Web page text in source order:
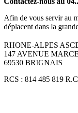
Afin de vous servir au
déplacent dans la
RHONE-ALPES
147 AVENUE
69530 BRIGNAIS
RCS : 814 485 819